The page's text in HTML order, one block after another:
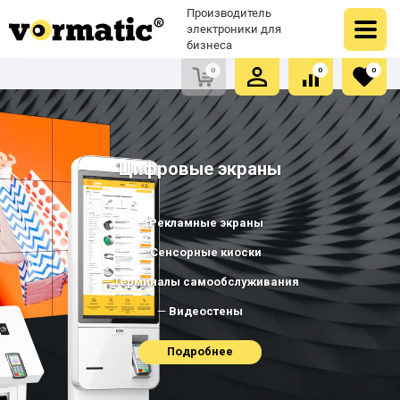
Производитель
электроники для
бизнеса
0
Очистить список сравнения
0
Очистить избранное
0
Цифровые экраны
Рекламные экраны
Сенсорные киоски
Терминалы самообслуживания
Видеостены
Подробнее